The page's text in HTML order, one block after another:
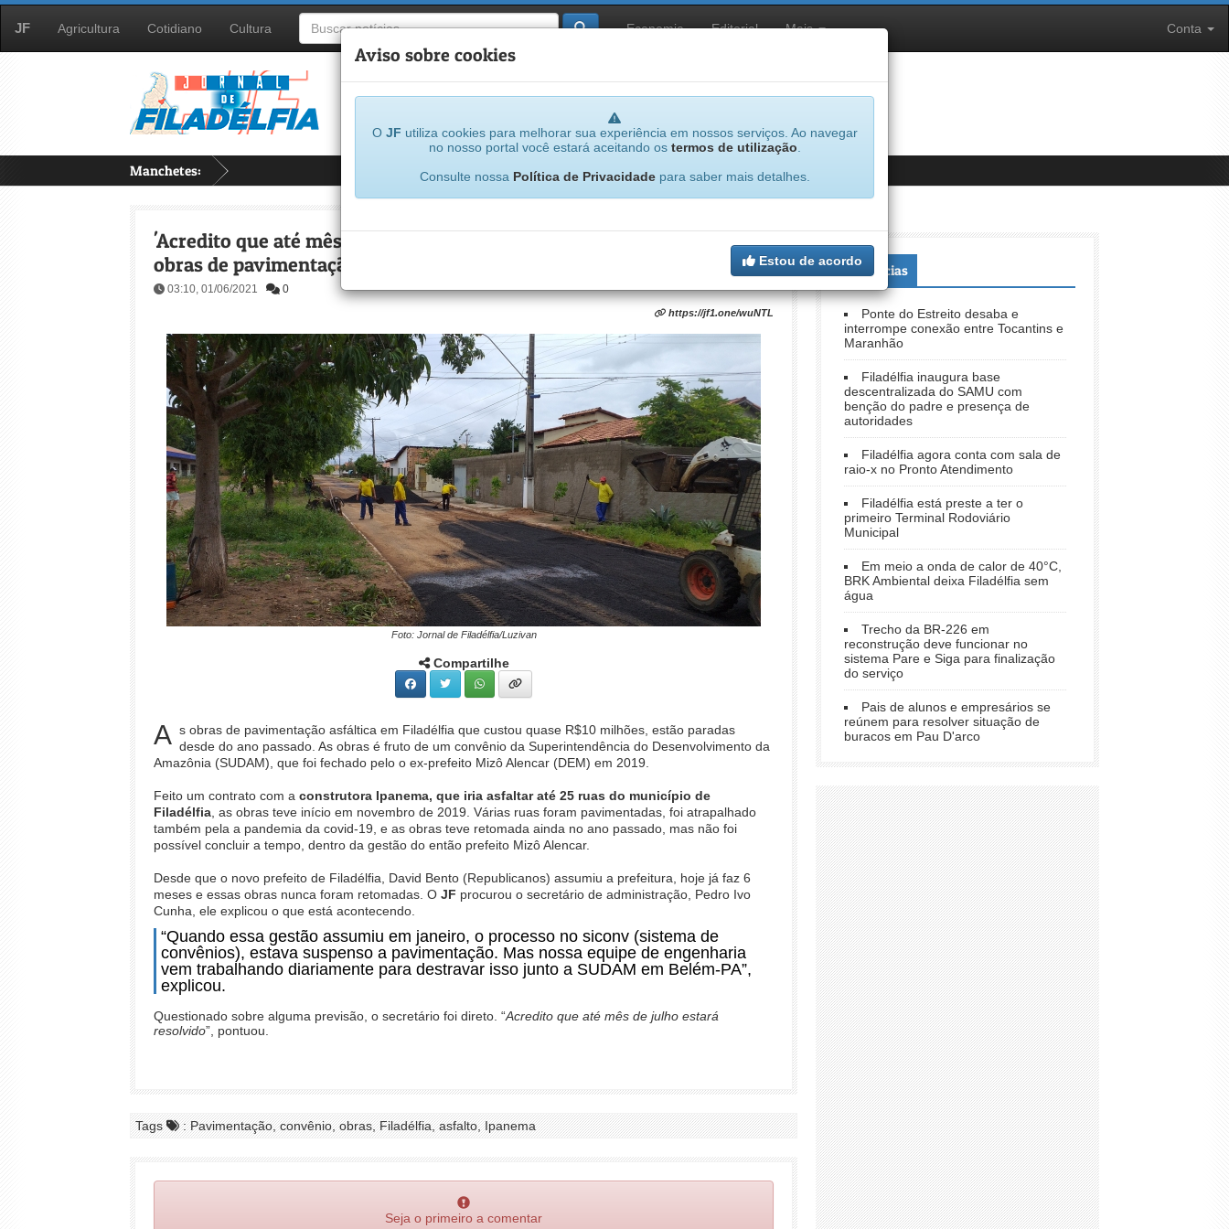
JF Agricultura Cotidiano Cultura Economia Editorial Mais Conta
Manchetes:
Aviso sobre cookies
O JF utiliza cookies para melhorar sua experiência em nossos serviços. Ao navegar
no nosso portal você estará aceitando os termos de utilização
Consulte nossa Política de Privacidadepara saber mais detalhes.
Estou de acordo
'Acredito que até mês de julho estará resolvido', diz secretário sobre
obras de pavimentação asfáltica em Filadélfia
03:10, 01/06/2021 0
https://jf1.one/wuNTL
Foto: Jornal de Filadélfia/Luzivan
Compartilhe
A s obras de pavimentação asfáltica em Filadélfia que custou quase R$10 milhões, estão paradas
desde do ano passado. As obras é fruto de um convênio da Superintendência do Desenvolvimento da
Amazônia (SUDAM), que foi fechado pelo o ex-prefeito Mizô Alencar (DEM) em 2019.
Feito um contrato com a construtora Ipanema, que iria asfaltar até 25 ruas do município de
Filadélfia , as obras teve início em novembro de 2019. Várias ruas foram pavimentadas, foi atrapalhado
também pela a pandemia da covid-19, e as obras teve retomada ainda no ano passado, mas não foi
possível concluir a tempo, dentro da gestão do então prefeito Mizô Alencar.
Desde que o novo prefeito de Filadélfia, David Bento (Republicanos) assumiu a prefeitura, hoje já faz 6
meses e essas obras nunca foram retomadas. O JF procurou o secretário de administração, Pedro Ivo
Cunha, ele explicou o que está acontecendo.
“Quando essa gestão assumiu em janeiro, o processo no siconv (sistema de
convênios), estava suspenso a pavimentação. Mas nossa equipe de engenharia
vem trabalhando diariamente para destravar isso junto a SUDAM em Belém-PA”,
explicou.
Questionado sobre alguma previsão, o secretário foi direto. “Acredito que até mês de julho estará
resolvido”, pontuou.
Tags : Pavimentação, convênio, obras, Filadélfia, asfalto, Ipanema
Seja o primeiro a comentar
+Notícias
Ponte do Estreito desaba e
interrompe conexão entre Tocantins e
Maranhão
Filadélfia inaugura base
descentralizada do SAMU com
benção do padre e presença de
autoridades
Filadélfia agora conta com sala de
raio-x no Pronto Atendimento
Filadélfia está preste a ter o
primeiro Terminal Rodoviário
Municipal
Em meio a onda de calor de 40°C,
BRK Ambiental deixa Filadélfia sem
água
Trecho da BR-226 em
reconstrução deve funcionar no
sistema Pare e Siga para finalização
do serviço
Pais de alunos e empresários se
reúnem para resolver situação de
buracos em Pau D'arco